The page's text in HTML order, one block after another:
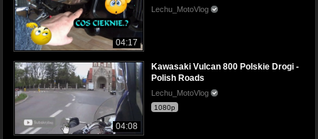
04:17
Lechu_MotoVlog
04:08
Kawasaki Vulcan 800 Polskie Drogi -
Polish Roads
Lechu_MotoVlog
1080p